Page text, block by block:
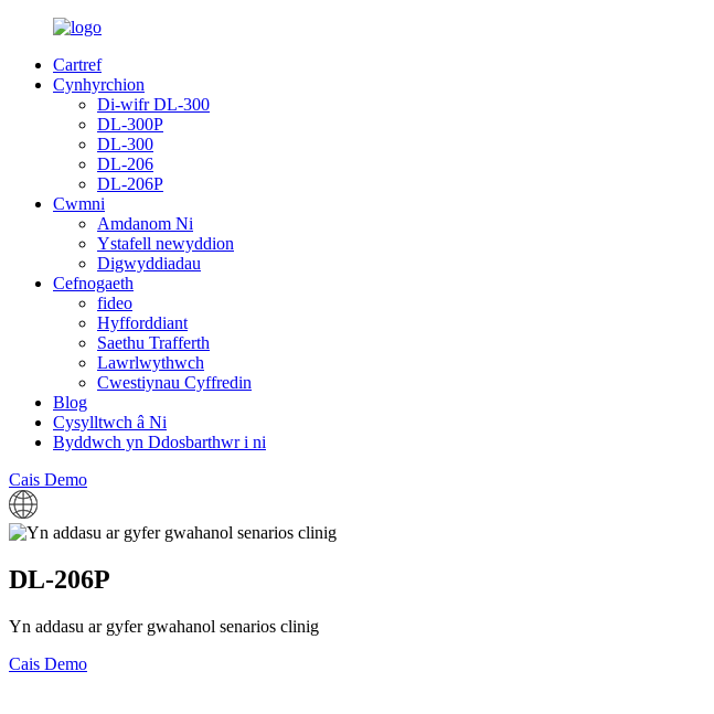
Cartref
Cynhyrchion
Di-wifr DL-300
DL-300P
DL-300
DL-206
DL-206P
Cwmni
Amdanom Ni
Ystafell newyddion
Digwyddiadau
Cefnogaeth
fideo
Hyfforddiant
Saethu Trafferth
Lawrlwythwch
Cwestiynau Cyffredin
Blog
Cysylltwch â Ni
Byddwch yn Ddosbarthwr i ni
Cais Demo
DL-206P
Yn addasu ar gyfer gwahanol senarios clinig
Cais Demo